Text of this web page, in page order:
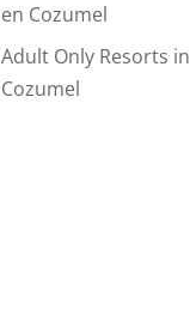
en Cozumel
Adult Only Resorts in
Cozumel